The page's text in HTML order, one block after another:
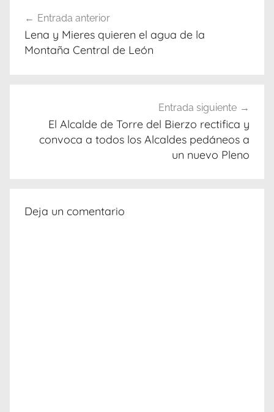
de
entradas
Entrada anterior
Lena y Mieres quieren el agua de la
Montaña Central de León
Entrada siguiente
El Alcalde de Torre del Bierzo rectifica y
convoca a todos los Alcaldes pedáneos a
un nuevo Pleno
Deja un comentario